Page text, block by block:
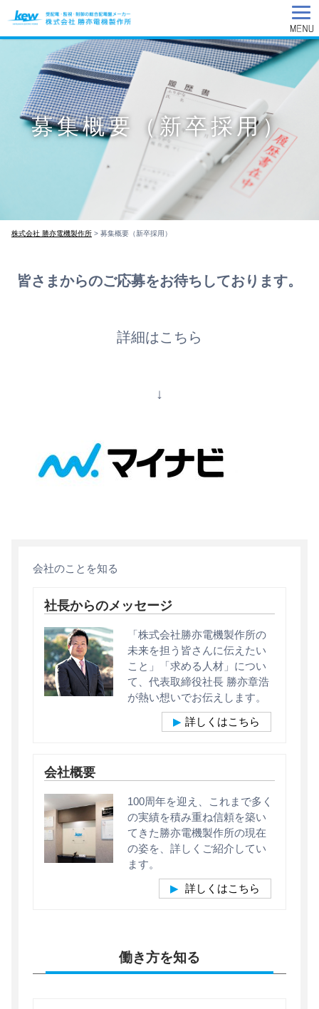
募集概要（新卒採用）
株式会社 勝亦電機製作所 > 募集概要（新卒採用）
皆さまからのご応募をお待ちしております。
詳細はこちら
↓
会社のことを知る
社長からのメッセージ
「株式会社勝亦電機製作所の
未来を担う皆さんに伝えたい
こと」「求める人材」につい
て、代表取締役社長 勝亦章浩
が熱い想いでお伝えします。
詳しくはこちら
会社概要
100周年を迎え、これまで多く
の実績を積み重ね信頼を築い
てきた勝亦電機製作所の現在
の姿を、詳しくご紹介してい
ます。
詳しくはこちら
働き方を知る